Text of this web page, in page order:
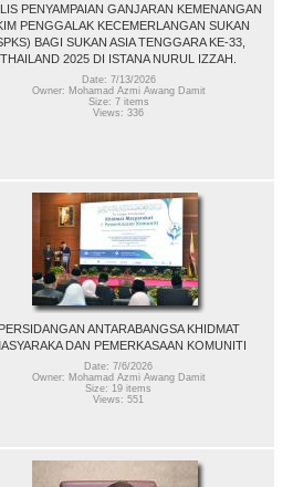
PENYAMPAIAN GANJARAN KEMENANGAN
PENGGALAK KECEMERLANGAN SUKAN
BAGI SUKAN ASIA TENGGARA KE-33,
THAILAND 2025 DI ISTANA NURUL IZZAH.
Date: 7/13/2026
Owner: Mohamad Azmi Awang Damit
Size: 7 items
Views: 336
PERSIDANGAN ANTARABANGSA KHIDMAT
DAN PEMERKASAAN KOMUNITI
Date: 7/6/2026
Owner: Mohamad Azmi Awang Damit
Size: 19 items
Views: 551